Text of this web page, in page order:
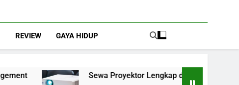
REVIEW GAYA HIDUP
Sewa Proyektor Lengkap dengan Instalasi,